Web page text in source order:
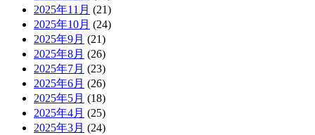
2025年11月 (21)
2025年10月 (24)
2025年9月 (21)
2025年8月 (26)
2025年7月 (23)
2025年6月 (26)
2025年5月 (18)
2025年4月 (25)
2025年3月 (24)